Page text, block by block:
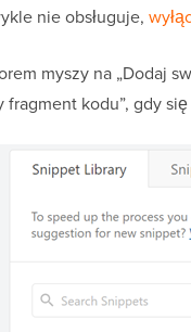
nie obsługuje,
myszy na „Dodaj
fragment kodu”, gdy